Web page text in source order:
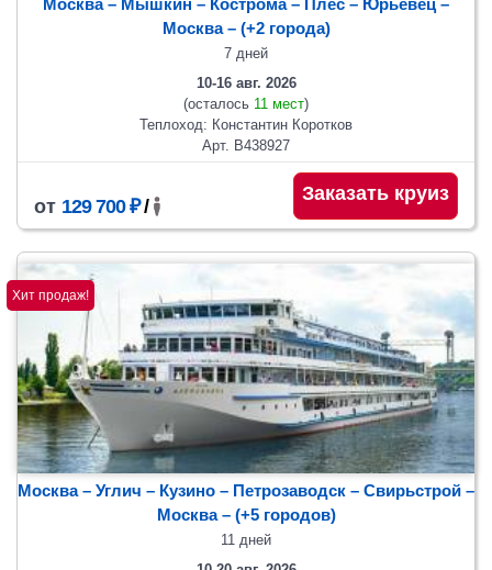
Москва – Мышкин – Кострома – Плес – Юрьевец –
Москва– (+2 города)
7 дней
10-16 авг. 2026
(осталось 11 мест)
Теплоход: Константин Коротков
Арт. В438927
от 129 700 ₽/
Заказать круиз
Хит продаж!
Москва – Углич – Кузино – Петрозаводск – Свирьстрой –
Москва– (+5 городов)
11 дней